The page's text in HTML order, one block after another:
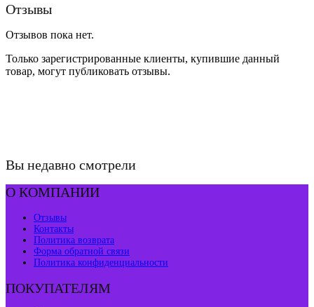
Отзывы
Отзывов пока нет.
Только зарегистрированные клиенты, купившие данный
товар, могут публиковать отзывы.
Вы недавно смотрели
О КОМПАНИИ
Отзывы
Контакты
Политика возврата
Форма обратной связи
Политика конфиденциальности
ПОКУПАТЕЛЯМ